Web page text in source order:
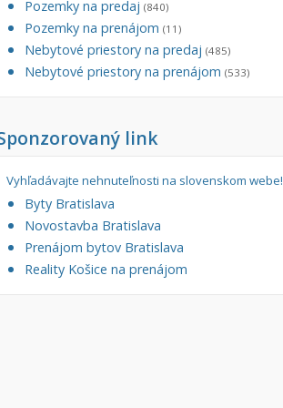
Administratívne, obchodné
garážové státie
Filtre
Súkromná inzercia
Ponuka RK
Novostavba
Pozemky na predaj (840)
Pozemky na prenájom (11)
Nebytové priestory na predaj (485)
Nebytové priestory na prenájom (533)
link
Vyhľadávajte nehnuteľnosti na slovenskom webe!
Byty Bratislava
Novostavba Bratislava
Prenájom bytov Bratislava
Reality Košice na prenájom